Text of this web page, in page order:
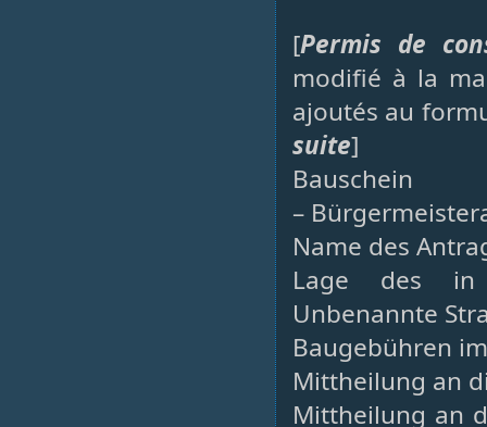
[Permis de
modifié à la
ajoutés au
suite]
Bauschein
–
Name des
Lage des in
Unbenannte
Baugebühren
Mittheilung an
Mittheilung an